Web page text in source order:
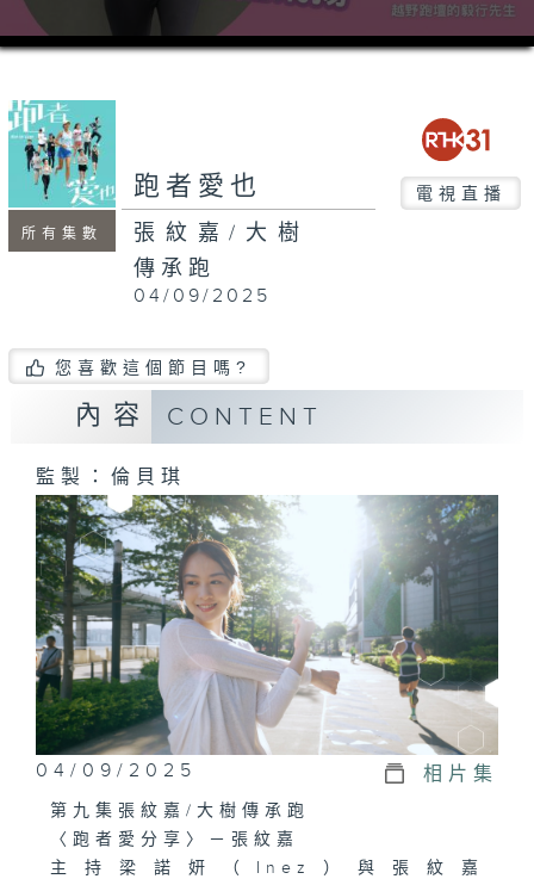
0
seconds
minutes,
6
seconds
所有集數
跑者愛也 電視直播
張紋嘉/大樹
傳承跑
04/09/2025
您喜歡這個節目嗎?
內容 CONTENT
監製：倫貝琪
04/09/2025 相片集
第九集張紋嘉/大樹傳承跑
〈跑者愛分享〉－張紋嘉
主持梁諾妍（Inez）與張紋嘉